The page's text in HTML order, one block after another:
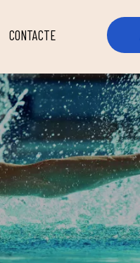
CONTACTE